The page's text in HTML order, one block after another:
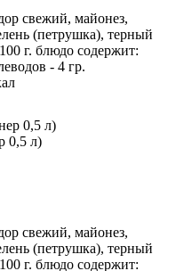
свежий, майонез,
(петрушка), терный
г. блюдо содержит:
- 4 гр.
0,5 л)
свежий, майонез,
(петрушка), терный
г. блюдо содержит: